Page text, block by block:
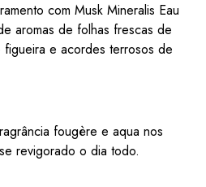
com Musk Mineralis Eau
aromas de folhas frescas de
e acordes terrosos de
fougère e aqua nos
revigorado o dia todo.